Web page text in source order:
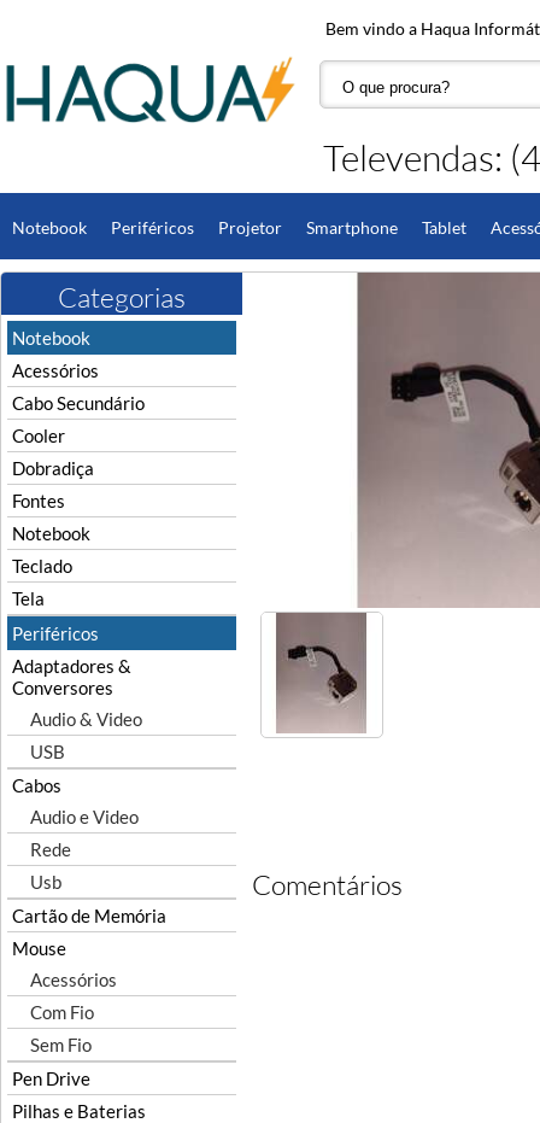
Televendas:
Bem vindo a Haqua
Notebook Periféricos Projetor Smartphone Tablet
Categorias
Notebook
Acessórios
Cabo Secundário
Cooler
Dobradiça
Fontes
Notebook
Teclado
Tela
Periféricos
Adaptadores &
Conversores
Audio & Video
USB
Cabos
Audio e Video
Rede
Usb
Cartão de Memória
Mouse
Acessórios
Com Fio
Sem Fio
Pen Drive
Pilhas e Baterias
Comentários